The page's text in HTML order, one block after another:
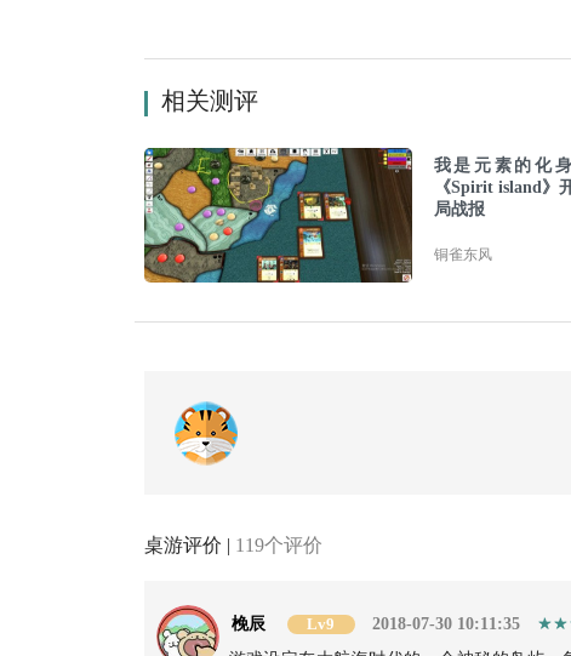
相关测评
我是元素的化身
《Spirit island》
局战报
铜雀东风
桌游评价 | 119个评价
梚辰 Lv9
2018-07-30 10:11:35